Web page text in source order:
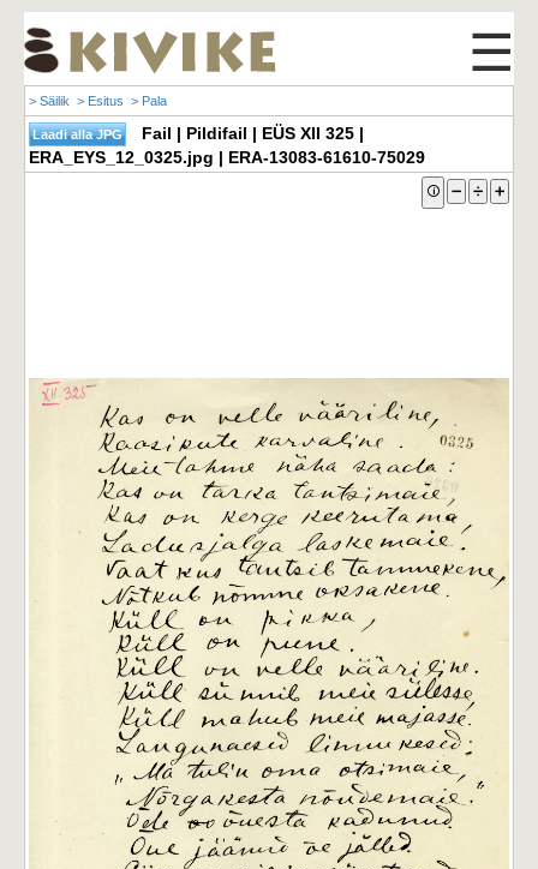
☰
> Säilik > Esitus > Pala
Fail | Pildifail | EÜS XII 325 |
ERA_EYS_12_0325.jpg | ERA-13083-61610-75029